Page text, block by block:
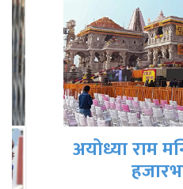
अयोध्या राम
हजारभन्दा